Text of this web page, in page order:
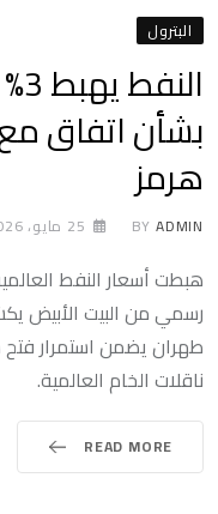
البترول
بشأن اتفاق
هرمز
BY ADMIN 25 مايو، 2026
رسمي من البيت الأبيض
طهران يضمن استمرار فتح
ناقلات الخام العالمية.
READ MORE